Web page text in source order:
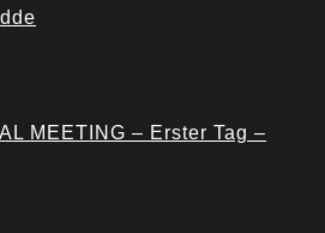
MEETING – Erster Tag –